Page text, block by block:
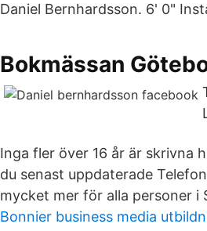
Daniel Bernhardsson. 6' 0"
Bokmässan
Inga fler över 16 år är skrivna
du senast uppdaterade
mycket mer för alla personer i
Bonnier business media